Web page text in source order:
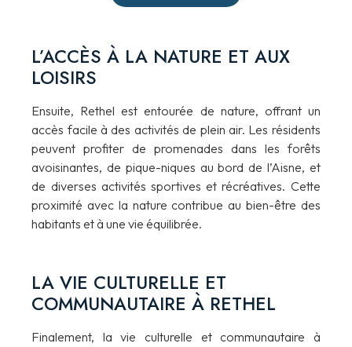
L’ACCÈS À LA NATURE ET AUX
LOISIRS
Ensuite, Rethel est entourée de nature, offrant un
accès facile à des activités de plein air. Les résidents
peuvent profiter de promenades dans les forêts
avoisinantes, de pique-niques au bord de l’Aisne, et
de diverses activités sportives et récréatives. Cette
proximité avec la nature contribue au bien-être des
habitants et à une vie équilibrée.
LA VIE CULTURELLE ET
COMMUNAUTAIRE À RETHEL
Finalement, la vie culturelle et communautaire à